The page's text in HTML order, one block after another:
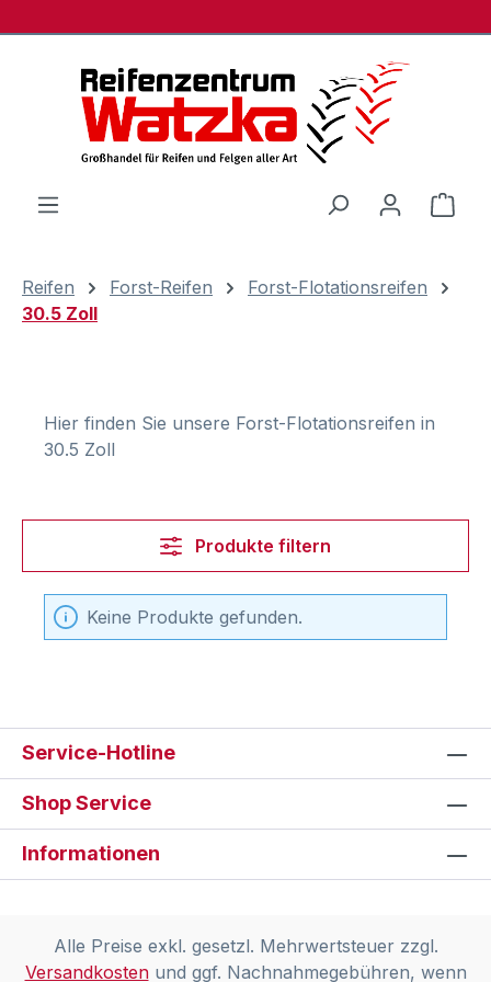
Reifen Forst-Reifen
Forst-Flotationsreifen
30.5 Zoll
Hier finden Sie unsere Forst-Flotationsreifen in
30.5 Zoll
Produkte filtern
Keine Produkte gefunden.
Service-Hotline
Shop Service
Informationen
Alle Preise exkl. gesetzl. Mehrwertsteuer zzgl.
Versandkostenund ggf. Nachnahmegebühren, wenn